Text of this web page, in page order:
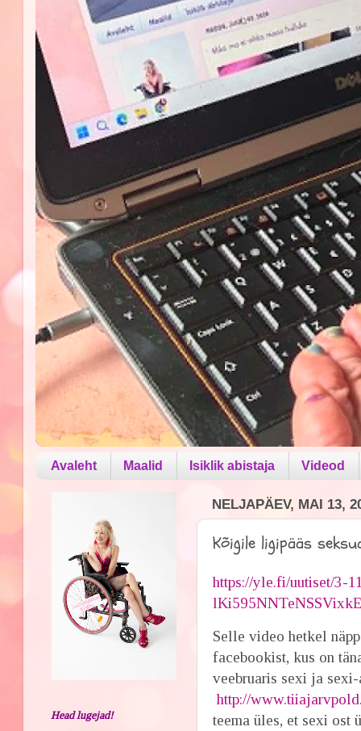
Avaleht Maalid Isiklik abistaja Videod
NELJAPÄEV, MAI 13,
Kõigile ligipääs
https://yle.fi/uutiset/3-
Selle video hetkel
facebookist, kus on
veebruaris sexi ja
http://
teema üles, et sexi ost
Head lugejad!